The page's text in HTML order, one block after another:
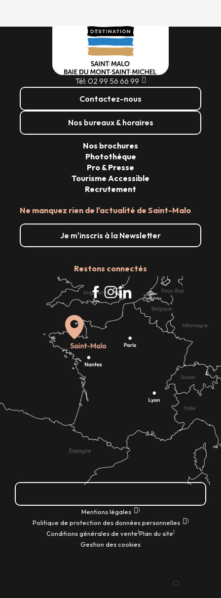
Tél: 02 99 56 66 99
Contactez-nous
Nos bureaux & horaires
Ne manquez rien de l'actualité de Saint-Malo
Je m'inscris à la Newsletter
Restons connectés
Nos brochures
Photothèque
Pro & Presse
Tourisme Accessible
Recrutement
Mentions légales |
Politique de protection des données personnelles |
Conditions générales de vente|Plan du site|
Gestion des cookies